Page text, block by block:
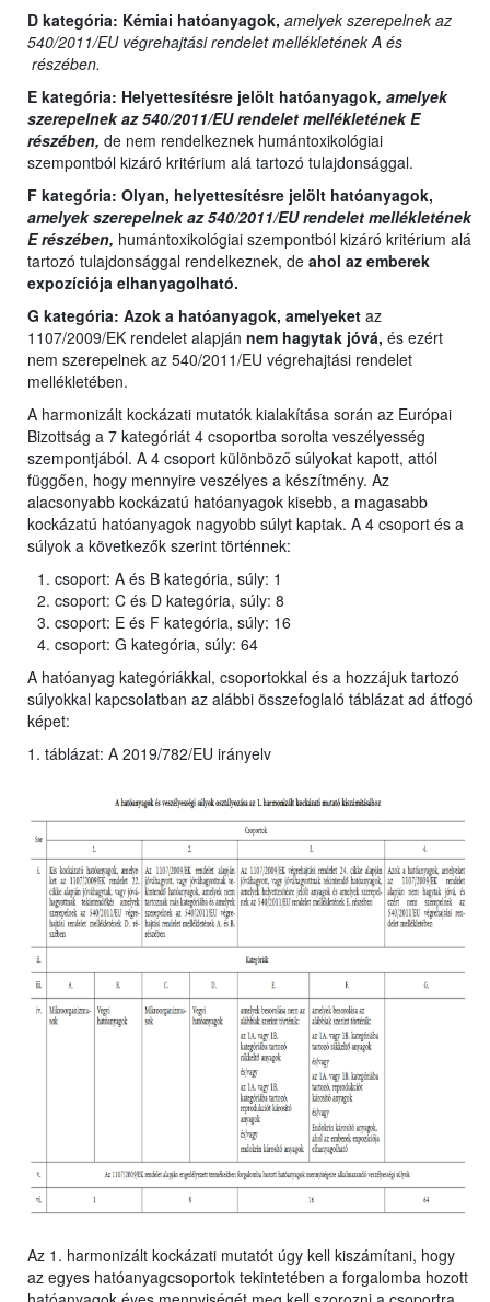
D kategória: Kémiai hatóanyagok, amelyek szerepelnek az
540/2011/EU végrehajtási rendelet mellékletének A és
részében.
E kategória: Helyettesítésre jelölt hatóanyagok, amelyek
szerepelnek az 540/2011/EU rendelet mellékletének E
részében, de nem rendelkeznek humántoxikológiai
szempontból kizáró kritérium alá tartozó tulajdonsággal.
F kategória: Olyan, helyettesítésre jelölt hatóanyagok,
amelyek szerepelnek az 540/2011/EU rendelet mellékletének
E részében, humántoxikológiai szempontból kizáró kritérium alá
tartozó tulajdonsággal rendelkeznek, de ahol az emberek
expozíciója elhanyagolható.
G kategória: Azok a hatóanyagok, amelyeket az
1107/2009/EK rendelet alapján nem hagytak jóvá, és ezért
nem szerepelnek az 540/2011/EU végrehajtási rendelet
mellékletében.
A harmonizált kockázati mutatók kialakítása során az Európai
Bizottság a 7 kategóriát 4 csoportba sorolta veszélyesség
szempontjából. A 4 csoport különböző súlyokat kapott, attól
függően, hogy mennyire veszélyes a készítmény. Az
alacsonyabb kockázatú hatóanyagok kisebb, a magasabb
kockázatú hatóanyagok nagyobb súlyt kaptak. A 4 csoport és a
súlyok a következők szerint történnek:
csoport: A és B kategória, súly: 1
csoport: C és D kategória, súly: 8
csoport: E és F kategória, súly: 16
csoport: G kategória, súly: 64
A hatóanyag kategóriákkal, csoportokkal és a hozzájuk tartozó
súlyokkal kapcsolatban az alábbi összefoglaló táblázat ad átfogó
képet:
1. táblázat: A 2019/782/EU irányelv
Az 1. harmonizált kockázati mutatót úgy kell kiszámítani, hogy
az egyes hatóanyagcsoportok tekintetében a forgalomba hozott